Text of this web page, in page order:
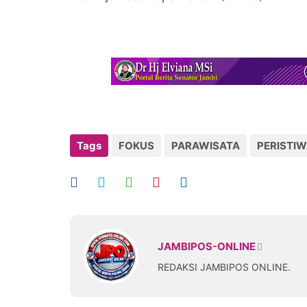
Tags FOKUS PARAWISATA
JAMBIPOS-ONLINE
REDAKSI JAMBIPOS ONLINE.